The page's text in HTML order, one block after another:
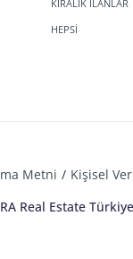
KİRALIK İLANLAR
HEPSİ
Metni Kişisel
Real Estate Türkiye